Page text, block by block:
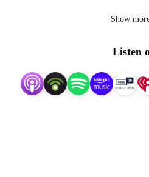
SpirekasseGården. Alle vores
på siden, men de vil også
på Spirekassens
Show
Listen